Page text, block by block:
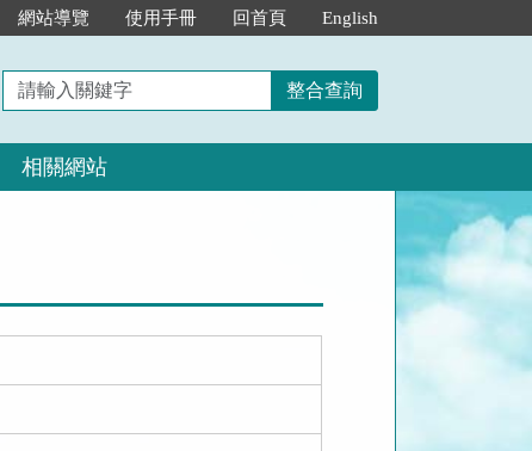
網站導覽 使用手冊 回首頁 English
請
輸
入
鍵
整合查詢
相關網站